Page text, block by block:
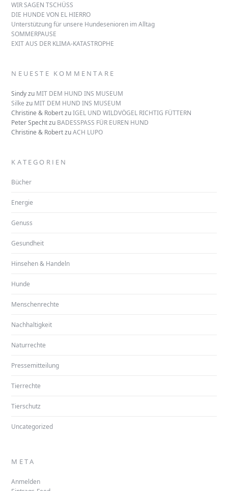
WIR SAGEN TSCHÜSS
DIE HUNDE VON EL HIERRO
Unterstützung für unsere Hundesenioren im Alltag
SOMMERPAUSE
EXIT AUS DER KLIMA-KATASTROPHE
NEUESTE KOMMENTARE
Sindyzu MIT DEM HUND INS MUSEUM
Silke zu MIT DEM HUND INS MUSEUM
Christine & RobertzuIGEL UND WILDVÖGEL RICHTIG FÜTTERN
Peter Spechtzu BADESSPASS FÜR EUREN HUND
Christine & RobertzuACH LUPO
KATEGORIEN
Bücher
Energie
Genuss
Gesundheit
Hinsehen & Handeln
Hunde
Menschenrechte
Nachhaltigkeit
Naturrechte
Pressemitteilung
Tierrechte
Tierschutz
Uncategorized
META
Anmelden